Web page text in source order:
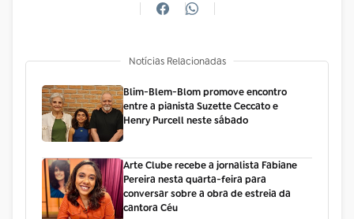
Notícias Relacionadas
Blim-Blem-Blom promove encontro
entre a pianista Suzette Ceccato e
Henry Purcell neste sábado
Arte Clube recebe a jornalista Fabiane
Pereira nesta quarta-feira para
conversar sobre a obra de estreia da
cantora Céu